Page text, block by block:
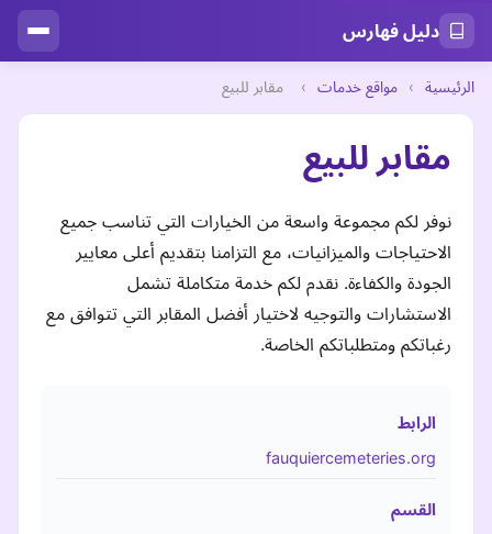
دليل فهارس
الرئيسية › مواقع خدمات › مقابر للبيع
مقابر للبيع
نوفر لكم مجموعة واسعة من الخيارات التي تناسب جميع
الاحتياجات والميزانيات، مع التزامنا بتقديم أعلى معايير
الجودة والكفاءة. نقدم لكم خدمة متكاملة تشمل
الاستشارات والتوجيه لاختيار أفضل المقابر التي تتوافق مع
رغباتكم ومتطلباتكم الخاصة.
الرابط
fauquiercemeteries.org
القسم